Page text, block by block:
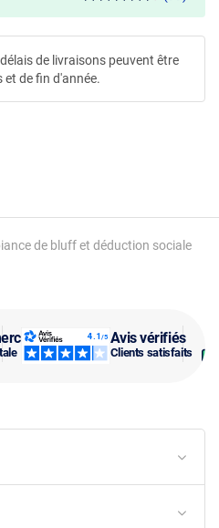
Avis vérifiés
Clients satisfaits
de bluff et déduction sociale
de livraisons peuvent être
et de fin d'année.